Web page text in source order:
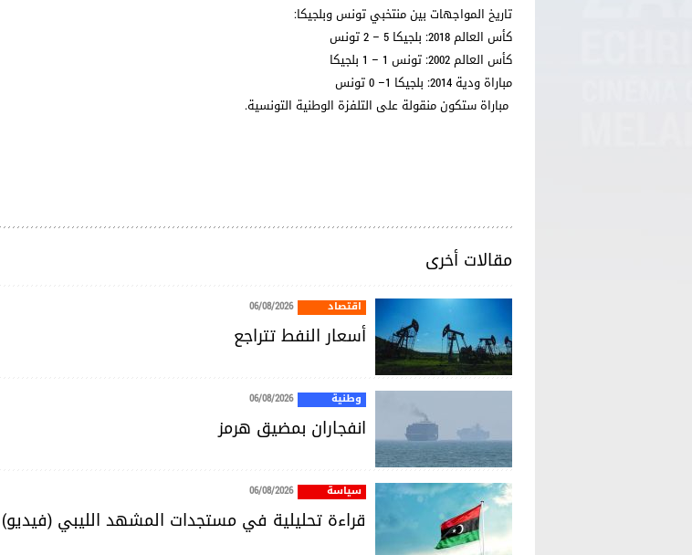
تاريخ المواجهات بين منتخبي تونس وبلجيكا:
كأس العالم 2018: بلجيكا 5 – 2 تونس
كأس العالم 2002: تونس 1 – 1 بلجيكا
مباراة ودية 2014: بلجيكا 1– 0 تونس
مباراة ستكون منقولة على التلفزة الوطنية التونسية.
مقالات أخرى
اقتصاد 06/08/2026
أسعار النفط تتراجع
وطنية 06/08/2026
انفجاران بمضيق هرمز
سياسة 06/08/2026
قراءة تحليلية في مستجدات المشهد الليبي (فيديو)